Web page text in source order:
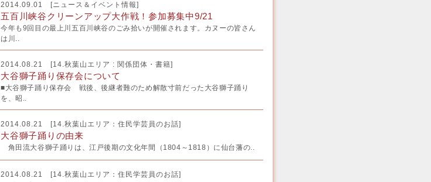
2014.09.01 [ニュース＆イベント情報]
五百川峡谷クリーンアップ大作戦！参加募集中9/21
今年も9回目の最上川五百川峡谷のごみ拾いが開催されます。カヌーの皆さん
は川..
2014.08.21 [14.秋葉山エリア : 関係団体・書籍]
大谷獅子踊り保存会について
■大谷獅子踊り保存会 戦後、後継者難のため解散寸前だった大谷獅子踊り
を、昭..
2014.08.21 [14.秋葉山エリア：住民学芸員のお話]
大谷獅子踊りの由来
角田流大谷獅子踊りは、江戸後期の文化年間（1804～1818）に仙台藩の..
2014.08.21 [14.秋葉山エリア：住民学芸員のお話]